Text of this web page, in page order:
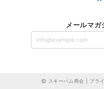
メールマガ
スキーバム商会 | プラ